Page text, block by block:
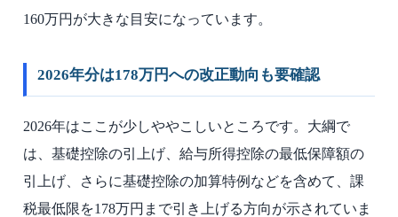
160万円が大きな目安になっています。
2026年分は178万円への改正動向も要確認
2026年はここが少しややこしいところです。大綱で
は、基礎控除の引上げ、給与所得控除の最低保障額の
引上げ、さらに基礎控除の加算特例などを含めて、課
税最低限を178万円まで引き上げる方向が示されていま